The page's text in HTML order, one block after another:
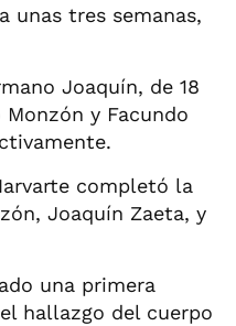
unas tres semanas,
Joaquín, de 18
Monzón y Facundo
completó la
Joaquín Zaeta, y
una primera
hallazgo del cuerpo